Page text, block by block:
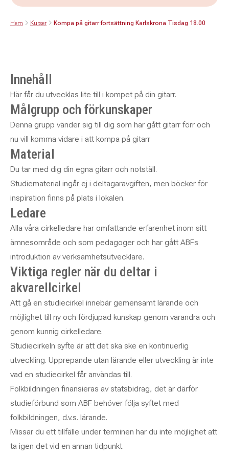
Hem Kurser Kompa på gitarr fortsättning Karlskrona Tisdag 18.00
Innehåll
Här får du utvecklas lite till i kompet på din gitarr.
Målgrupp och förkunskaper
Denna grupp vänder sig till dig som har gått gitarr förr och
nu vill komma vidare i att kompa på gitarr
Material
Du tar med dig din egna gitarr och notställ.
Studiematerial ingår ej i deltagaravgiften, men böcker för
inspiration finns på plats i lokalen.
Ledare
Alla våra cirkelledare har omfattande erfarenhet inom sitt
ämnesområde och som pedagoger och har gått ABFs
introduktion av verksamhetsutvecklare.
Viktiga regler när du deltar i
akvarellcirkel
Att gå en studiecirkel innebär gemensamt lärande och
möjlighet till ny och fördjupad kunskap genom varandra och
genom kunnig cirkelledare.
Studiecirkeln syfte är att det ska ske en kontinuerlig
utveckling. Upprepande utan lärande eller utveckling är inte
vad en studiecirkel får användas till.
Folkbildningen finansieras av statsbidrag, det är därför
studieförbund som ABF behöver följa syftet med
folkbildningen, d.v.s. lärande.
Missar du ett tillfälle under terminen har du inte möjlighet att
ta igen det vid en annan tidpunkt.